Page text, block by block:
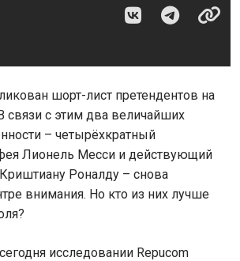
шорт-лист претендентов на
связи с этим два величайших
– четырёхкратный
Лионель Месси и действующий
Роналду – снова
внимания. Но кто из них лучше
исследовании Repucom